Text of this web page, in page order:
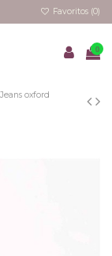
Favoritos (0)
0
oxford